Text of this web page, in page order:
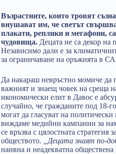
Възрастните, които тровят
внушават им, че светът
плакати, реплики и мегафони,
чудовища. Децата не са декор на
Независимо дали е за
за ограничаване на оръжията в
Да накараш невръстно момиче да
важният и знаещ човек на среща
икономически елит в Давос е
случайно, че гражданите под 18-
могат да гласуват на
виждаме медийни кампании за
се връзва с цялостната стратегия
обществото.
„Децата знаят по-
наивна и неадекватна обществена